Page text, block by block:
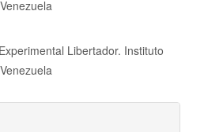
Libertador. Instituto